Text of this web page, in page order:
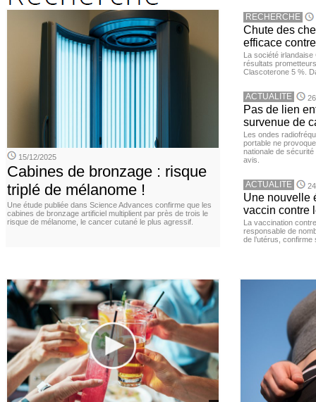
15/12/2025
Cabines de bronzage : risque
triplé de mélanome !
Une étude publiée dans Science Advances confirme que les
cabines de bronzage artificiel multiplient par près de trois le
risque de mélanome, le cancer cutané le plus agressif.
RECHERCHE
Chute des
efficace
La société
résultats
Clascoterone 5 %.
ACTUALITE
Pas de lien
survenue de
Les ondes
portable ne
nationale de
avis.
ACTUALITE
Une nouvelle
vaccin contre
La vaccination
responsable de
de l’utérus,